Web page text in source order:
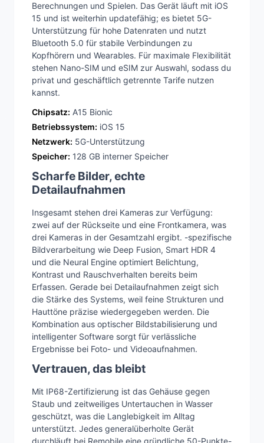
Berechnungen und Spielen. Das Gerät läuft mit iOS
15 und ist weiterhin updatefähig; es bietet 5G-
Unterstützung für hohe Datenraten und nutzt
Bluetooth 5.0 für stabile Verbindungen zu
Kopfhörern und Wearables. Für maximale Flexibilität
stehen Nano-SIM und eSIM zur Auswahl, sodass du
privat und geschäftlich getrennte Tarife nutzen
kannst.
Chipsatz: A15 Bionic
Betriebssystem: iOS 15
Netzwerk: 5G-Unterstützung
Speicher: 128 GB interner Speicher
Scharfe Bilder, echte
Detailaufnahmen
Insgesamt stehen drei Kameras zur Verfügung:
zwei auf der Rückseite und eine Frontkamera, was
drei Kameras in der Gesamtzahl ergibt. -spezifische
Bildverarbeitung wie Deep Fusion, Smart HDR 4
und die Neural Engine optimiert Belichtung,
Kontrast und Rauschverhalten bereits beim
Erfassen. Gerade bei Detailaufnahmen zeigt sich
die Stärke des Systems, weil feine Strukturen und
Hauttöne präzise wiedergegeben werden. Die
Kombination aus optischer Bildstabilisierung und
intelligenter Software sorgt für verlässliche
Ergebnisse bei Foto- und Videoaufnahmen.
Vertrauen, das bleibt
Mit IP68-Zertifizierung ist das Gehäuse gegen
Staub und zeitweiliges Untertauchen in Wasser
geschützt, was die Langlebigkeit im Alltag
unterstützt. Jedes generalüberholte Gerät
durchläuft bei Remobile eine gründliche 50-Punkte-